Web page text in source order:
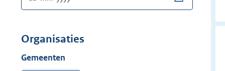
Organisaties
Gemeenten